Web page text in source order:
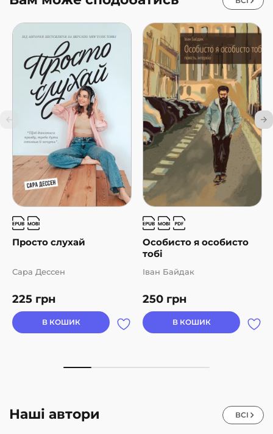
Просто слухай
225 грн
Сара Дессен
В КОШИК
Особисто я особисто
тобі
250 грн
Іван Байдак
В КОШИК
Наші автори ВСІ